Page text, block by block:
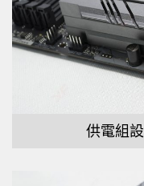
供電組